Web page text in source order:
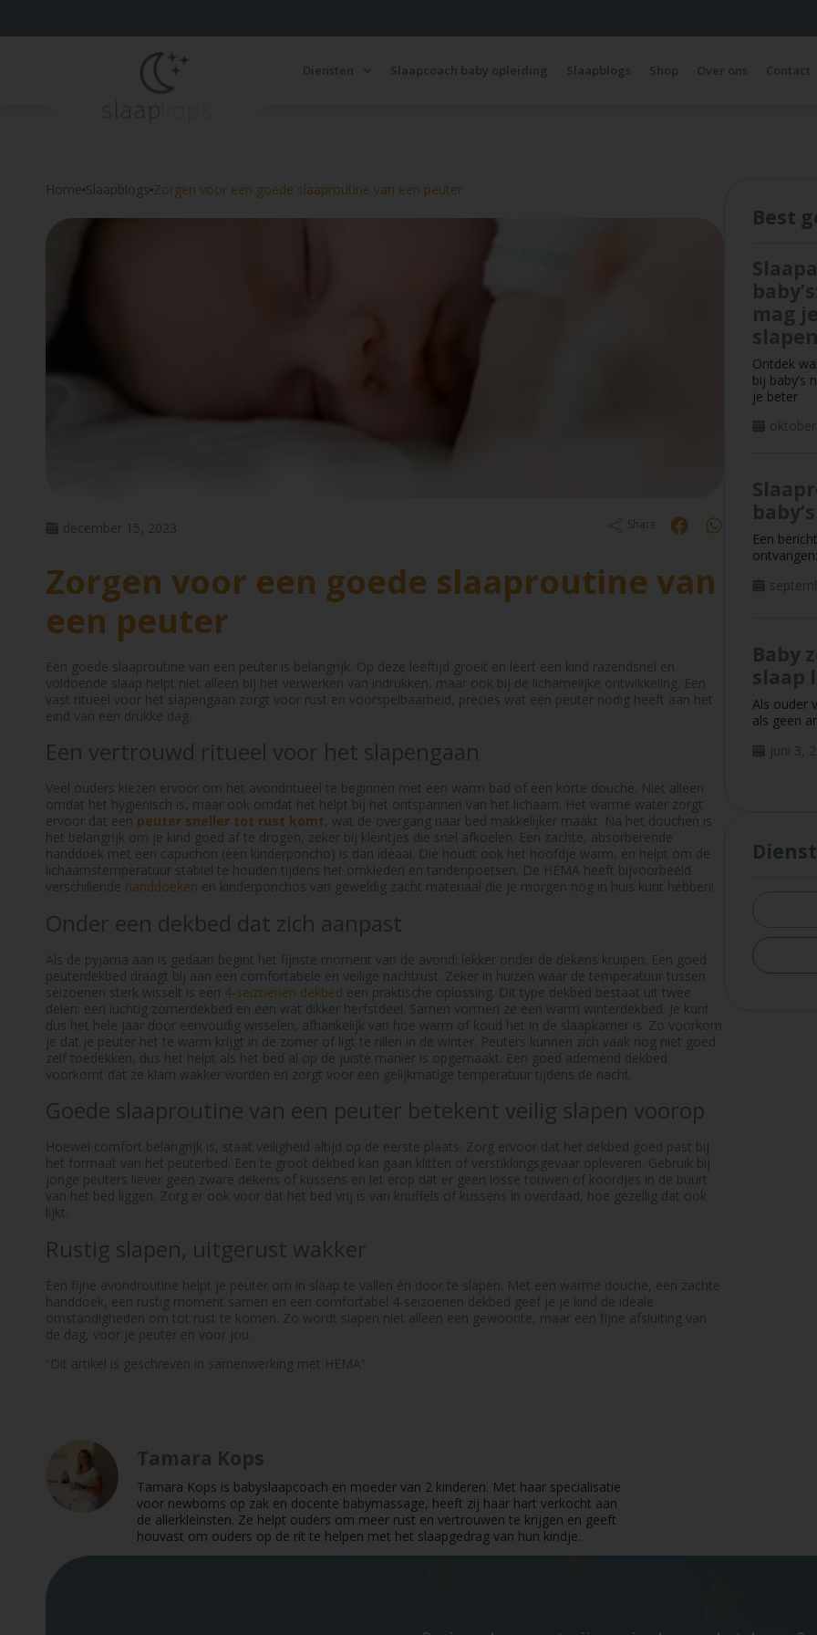
Diensten Slaapcoach baby opleiding Slaapblogs Shop Over ons Contact
Home Slaapblogs Zorgen voor een goede slaaproutine van een peuter
december 15, 2023 Share
Zorgen voor een goede slaaproutine van
een peuter
Een goede slaaproutine van een peuter is belangrijk. Op deze leeftijd groeit en leert een kind razendsnel en
voldoende slaap helpt niet alleen bij het verwerken van indrukken, maar ook bij de lichamelijke ontwikkeling. Een
vast ritueel voor het slapengaan zorgt voor rust en voorspelbaarheid, precies wat een peuter nodig heeft aan het
eind van een drukke dag.
Een vertrouwd ritueel voor het slapengaan
Veel ouders kiezen ervoor om het avondritueel te beginnen met een warm bad of een korte douche. Niet alleen
omdat het hygiënisch is, maar ook omdat het helpt bij het ontspannen van het lichaam. Het warme water zorgt
ervoor dat een peuter sneller tot rust komt, wat de overgang naar bed makkelijker maakt. Na het douchen is
het belangrijk om je kind goed af te drogen, zeker bij kleintjes die snel afkoelen. Een zachte, absorberende
handdoek met een capuchon (een kinderponcho) is dan ideaal. Die houdt ook het hoofdje warm, en helpt om de
lichaamstemperatuur stabiel te houden tijdens het omkleden en tandenpoetsen. De HEMA heeft bijvoorbeeld
verschillende handdoeken en kinderponchos van geweldig zacht materiaal die je morgen nog in huis kunt hebben!
Onder een dekbed dat zich aanpast
Als de pyjama aan is gedaan begint het fijnste moment van de avond: lekker onder de dekens kruipen. Een goed
peuterdekbed draagt bij aan een comfortabele en veilige nachtrust. Zeker in huizen waar de temperatuur tussen
seizoenen sterk wisselt is een 4-seizoenen dekbed een praktische oplossing. Dit type dekbed bestaat uit twee
delen: een luchtig zomerdekbed en een wat dikker herfstdeel. Samen vormen ze een warm winterdekbed. Je kunt
dus het hele jaar door eenvoudig wisselen, afhankelijk van hoe warm of koud het in de slaapkamer is. Zo voorkom
je dat je peuter het te warm krijgt in de zomer of ligt te rillen in de winter. Peuters kunnen zich vaak nog niet goed
zelf toedekken, dus het helpt als het bed al op de juiste manier is opgemaakt. Een goed ademend dekbed
voorkomt dat ze klam wakker worden en zorgt voor een gelijkmatige temperatuur tijdens de nacht.
Goede slaaproutine van een peuter betekent veilig slapen voorop
Hoewel comfort belangrijk is, staat veiligheid altijd op de eerste plaats. Zorg ervoor dat het dekbed goed past bij
het formaat van het peuterbed. Een te groot dekbed kan gaan klitten of verstikkingsgevaar opleveren. Gebruik bij
jonge peuters liever geen zware dekens of kussens en let erop dat er geen losse touwen of koordjes in de buurt
van het bed liggen. Zorg er ook voor dat het bed vrij is van knuffels of kussens in overdaad, hoe gezellig dat ook
lijkt.
Rustig slapen, uitgerust wakker
Een fijne avondroutine helpt je peuter om in slaap te vallen én door te slapen. Met een warme douche, een zachte
handdoek, een rustig moment samen en een comfortabel 4-seizoenen dekbed geef je je kind de ideale
omstandigheden om tot rust te komen. Zo wordt slapen niet alleen een gewoonte, maar een fijne afsluiting van
de dag, voor je peuter en voor jou.
“Dit artikel is geschreven in samenwerking met HEMA”
Best
mag
Ontdek
bij baby’s
je beter
Een
Baby
slaap
Als ouder
als geen
juni 3,
Tamara Kops
Tamara Kops is babyslaapcoach en moeder van 2 kinderen. Met haar specialisatie
voor newborns op zak en docente babymassage, heeft zij haar hart verkocht aan
de allerkleinsten. Ze helpt ouders om meer rust en vertrouwen te krijgen en geeft
houvast om ouders op de rit te helpen met het slaapgedrag van hun kindje.